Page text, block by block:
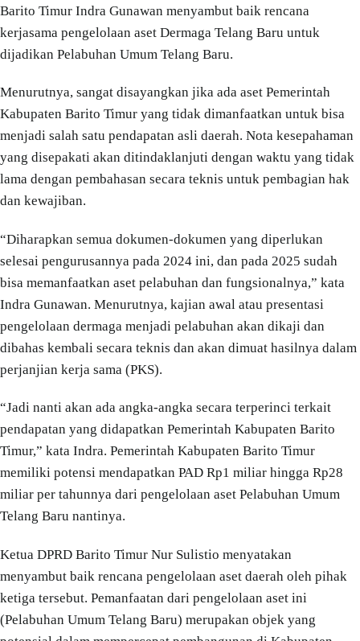
Barito Timur Indra Gunawan menyambut baik rencana
kerjasama pengelolaan aset Dermaga Telang Baru untuk
dijadikan Pelabuhan Umum Telang Baru.
Menurutnya, sangat disayangkan jika ada aset Pemerintah
Kabupaten Barito Timur yang tidak dimanfaatkan untuk bisa
menjadi salah satu pendapatan asli daerah. Nota kesepahaman
yang disepakati akan ditindaklanjuti dengan waktu yang tidak
lama dengan pembahasan secara teknis untuk pembagian hak
dan kewajiban.
“Diharapkan semua dokumen-dokumen yang diperlukan
selesai pengurusannya pada 2024 ini, dan pada 2025 sudah
bisa memanfaatkan aset pelabuhan dan fungsionalnya,” kata
Indra Gunawan. Menurutnya, kajian awal atau presentasi
pengelolaan dermaga menjadi pelabuhan akan dikaji dan
dibahas kembali secara teknis dan akan dimuat hasilnya dalam
perjanjian kerja sama (PKS).
“Jadi nanti akan ada angka-angka secara terperinci terkait
pendapatan yang didapatkan Pemerintah Kabupaten Barito
Timur,” kata Indra. Pemerintah Kabupaten Barito Timur
memiliki potensi mendapatkan PAD Rp1 miliar hingga Rp28
miliar per tahunnya dari pengelolaan aset Pelabuhan Umum
Telang Baru nantinya.
Ketua DPRD Barito Timur Nur Sulistio menyatakan
menyambut baik rencana pengelolaan aset daerah oleh pihak
ketiga tersebut. Pemanfaatan dari pengelolaan aset ini
(Pelabuhan Umum Telang Baru) merupakan objek yang